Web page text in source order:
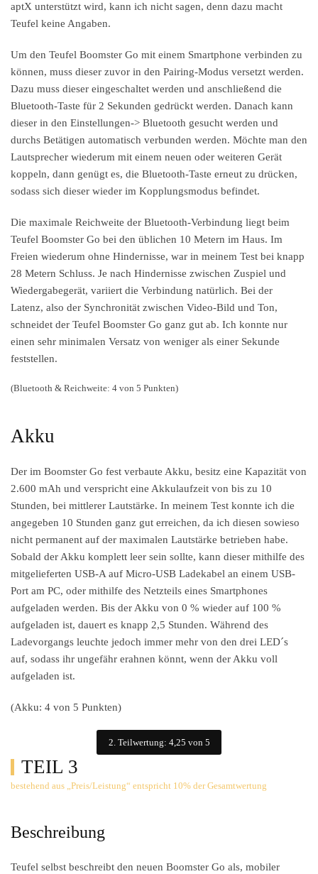
aptX unterstützt wird, kann ich nicht sagen, denn dazu macht
Teufel keine Angaben.
Um den Teufel Boomster Go mit einem Smartphone verbinden zu
können, muss dieser zuvor in den Pairing-Modus versetzt werden.
Dazu muss dieser eingeschaltet werden und anschließend die
Bluetooth-Taste für 2 Sekunden gedrückt werden. Danach kann
dieser in den Einstellungen-> Bluetooth gesucht werden und
durchs Betätigen automatisch verbunden werden. Möchte man den
Lautsprecher wiederum mit einem neuen oder weiteren Gerät
koppeln, dann genügt es, die Bluetooth-Taste erneut zu drücken,
sodass sich dieser wieder im Kopplungsmodus befindet.
Die maximale Reichweite der Bluetooth-Verbindung liegt beim
Teufel Boomster Go bei den üblichen 10 Metern im Haus. Im
Freien wiederum ohne Hindernisse, war in meinem Test bei knapp
28 Metern Schluss. Je nach Hindernisse zwischen Zuspiel und
Wiedergabegerät, variiert die Verbindung natürlich. Bei der
Latenz, also der Synchronität zwischen Video-Bild und Ton,
schneidet der Teufel Boomster Go ganz gut ab. Ich konnte nur
einen sehr minimalen Versatz von weniger als einer Sekunde
feststellen.
(Bluetooth & Reichweite: 4 von 5 Punkten)
Akku
Der im Boomster Go fest verbaute Akku, besitz eine Kapazität von
2.600 mAh und verspricht eine Akkulaufzeit von bis zu 10
Stunden, bei mittlerer Lautstärke. In meinem Test konnte ich die
angegeben 10 Stunden ganz gut erreichen, da ich diesen sowieso
nicht permanent auf der maximalen Lautstärke betrieben habe.
Sobald der Akku komplett leer sein sollte, kann dieser mithilfe des
mitgelieferten USB-A auf Micro-USB Ladekabel an einem USB-
Port am PC, oder mithilfe des Netzteils eines Smartphones
aufgeladen werden. Bis der Akku von 0 % wieder auf 100 %
aufgeladen ist, dauert es knapp 2,5 Stunden. Während des
Ladevorgangs leuchte jedoch immer mehr von den drei LED´s
auf, sodass ihr ungefähr erahnen könnt, wenn der Akku voll
aufgeladen ist.
(Akku: 4 von 5 Punkten)
2. Teilwertung: 4,25 von 5
TEIL 3
bestehend aus „Preis/Leistung“ entspricht 10% der Gesamtwertung
Beschreibung
Teufel selbst beschreibt den neuen Boomster Go als, mobiler